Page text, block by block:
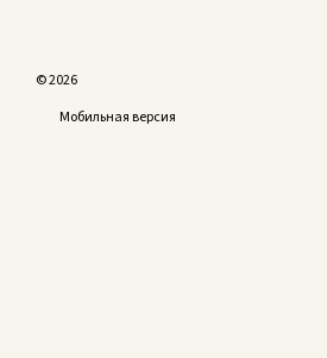
© 2026
Мобильная версия